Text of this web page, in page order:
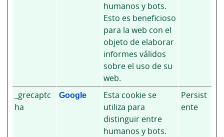
humanos y bots.
Esto es beneficioso
para la web con el
objeto de elaborar
informes válidos
sobre el uso de su
web.
_grecaptc
ha
Google
Esta cookie se
utiliza para
distinguir entre
humanos y bots.
Persist
ente